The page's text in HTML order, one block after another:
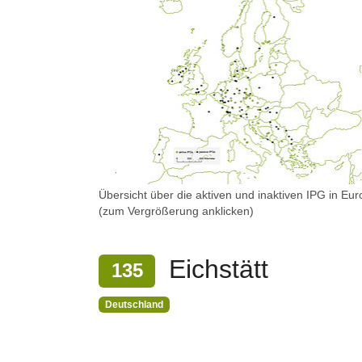
Übersicht über die aktiven und inaktiven IPG in
(zum Vergrößerung anklicken)
135 Eichstätt
Deutschland